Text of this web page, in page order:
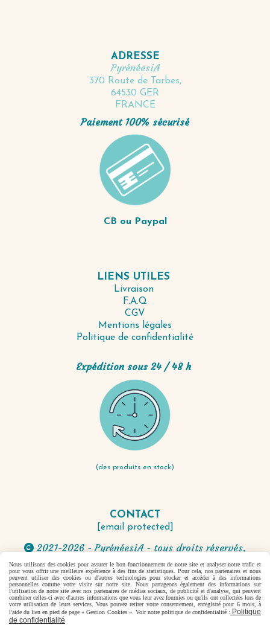
ADRESSE
PyrénéesiA
370 Route de Tarbes,
64530 GER
FRANCE
Paiement 100% sécurisé
CB ou Paypal
LIENS UTILES
Livraison
F.A.Q
CGV
Mentions légales
Politique de confidentialité
Expédition sous 24 / 48 h
(des produits en stock)
CONTACT
[email protected]
 2021-2026 - PyrénéesiA - tous droits réservés.
Facebook est désactivé. Autoriser
Mentions Légales
Conditions générales de vente
Nous utilisons des cookies pour assurer le bon fonctionnement de notre site et analyser notre trafic et
pour vous offrir une meilleure expérience à des fins de statistiques. Pour cela, nos partenaires et nous
peuvent utiliser des cookies ou d'autres technologies pour stocker et accéder à des informations
personnelles comme votre visite sur notre site. Nous partageons également des informations sur
l'utilisation de notre site avec nos partenaires de médias sociaux, de publicité et d'analyse, qui peuvent
combiner celles-ci avec d'autres informations que vous leur avez fournies ou qu'ils ont collectées lors de
votre utilisation de leurs services. Vous pouvez retirer votre consentement, enregistré pour 6 mois, à
l'aide du lien en pied de page « Gestion Cookies ». Voir notre politique de confidentialité : Politique
de confidentialité